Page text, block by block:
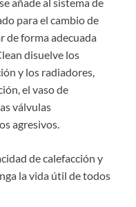
añade al sistema de
para el cambio de
de forma adecuada
disuelve los
y los radiadores,
el vaso de
válvulas
agresivos.
de calefacción y
la vida útil de todos